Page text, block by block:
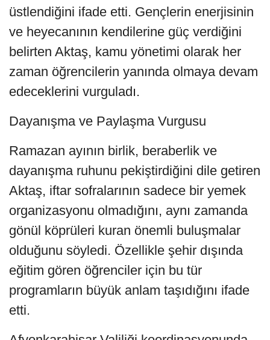
üstlendiğini ifade etti. Gençlerin enerjisinin
ve heyecanının kendilerine güç verdiğini
belirten Aktaş, kamu yönetimi olarak her
zaman öğrencilerin yanında olmaya devam
edeceklerini vurguladı.
Dayanışma ve Paylaşma Vurgusu
Ramazan ayının birlik, beraberlik ve
dayanışma ruhunu pekiştirdiğini dile getiren
Aktaş, iftar sofralarının sadece bir yemek
organizasyonu olmadığını, aynı zamanda
gönül köprüleri kuran önemli buluşmalar
olduğunu söyledi. Özellikle şehir dışında
eğitim gören öğrenciler için bu tür
programların büyük anlam taşıdığını ifade
etti.